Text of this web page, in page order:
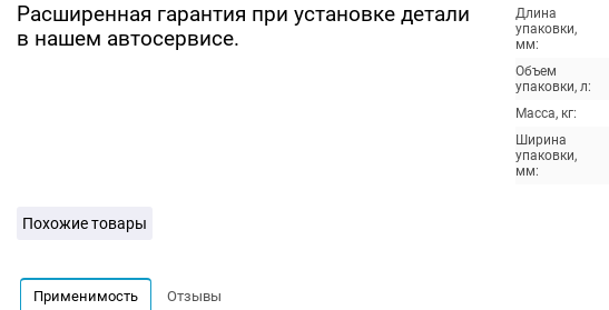
Расширенная гарантия при установке детали
в нашем автосервисе.
Длина
упаковки,
мм:
Объем
упаковки, л:
Масса, кг:
Ширина
упаковки,
мм:
Похожие товары
Применимость Отзывы